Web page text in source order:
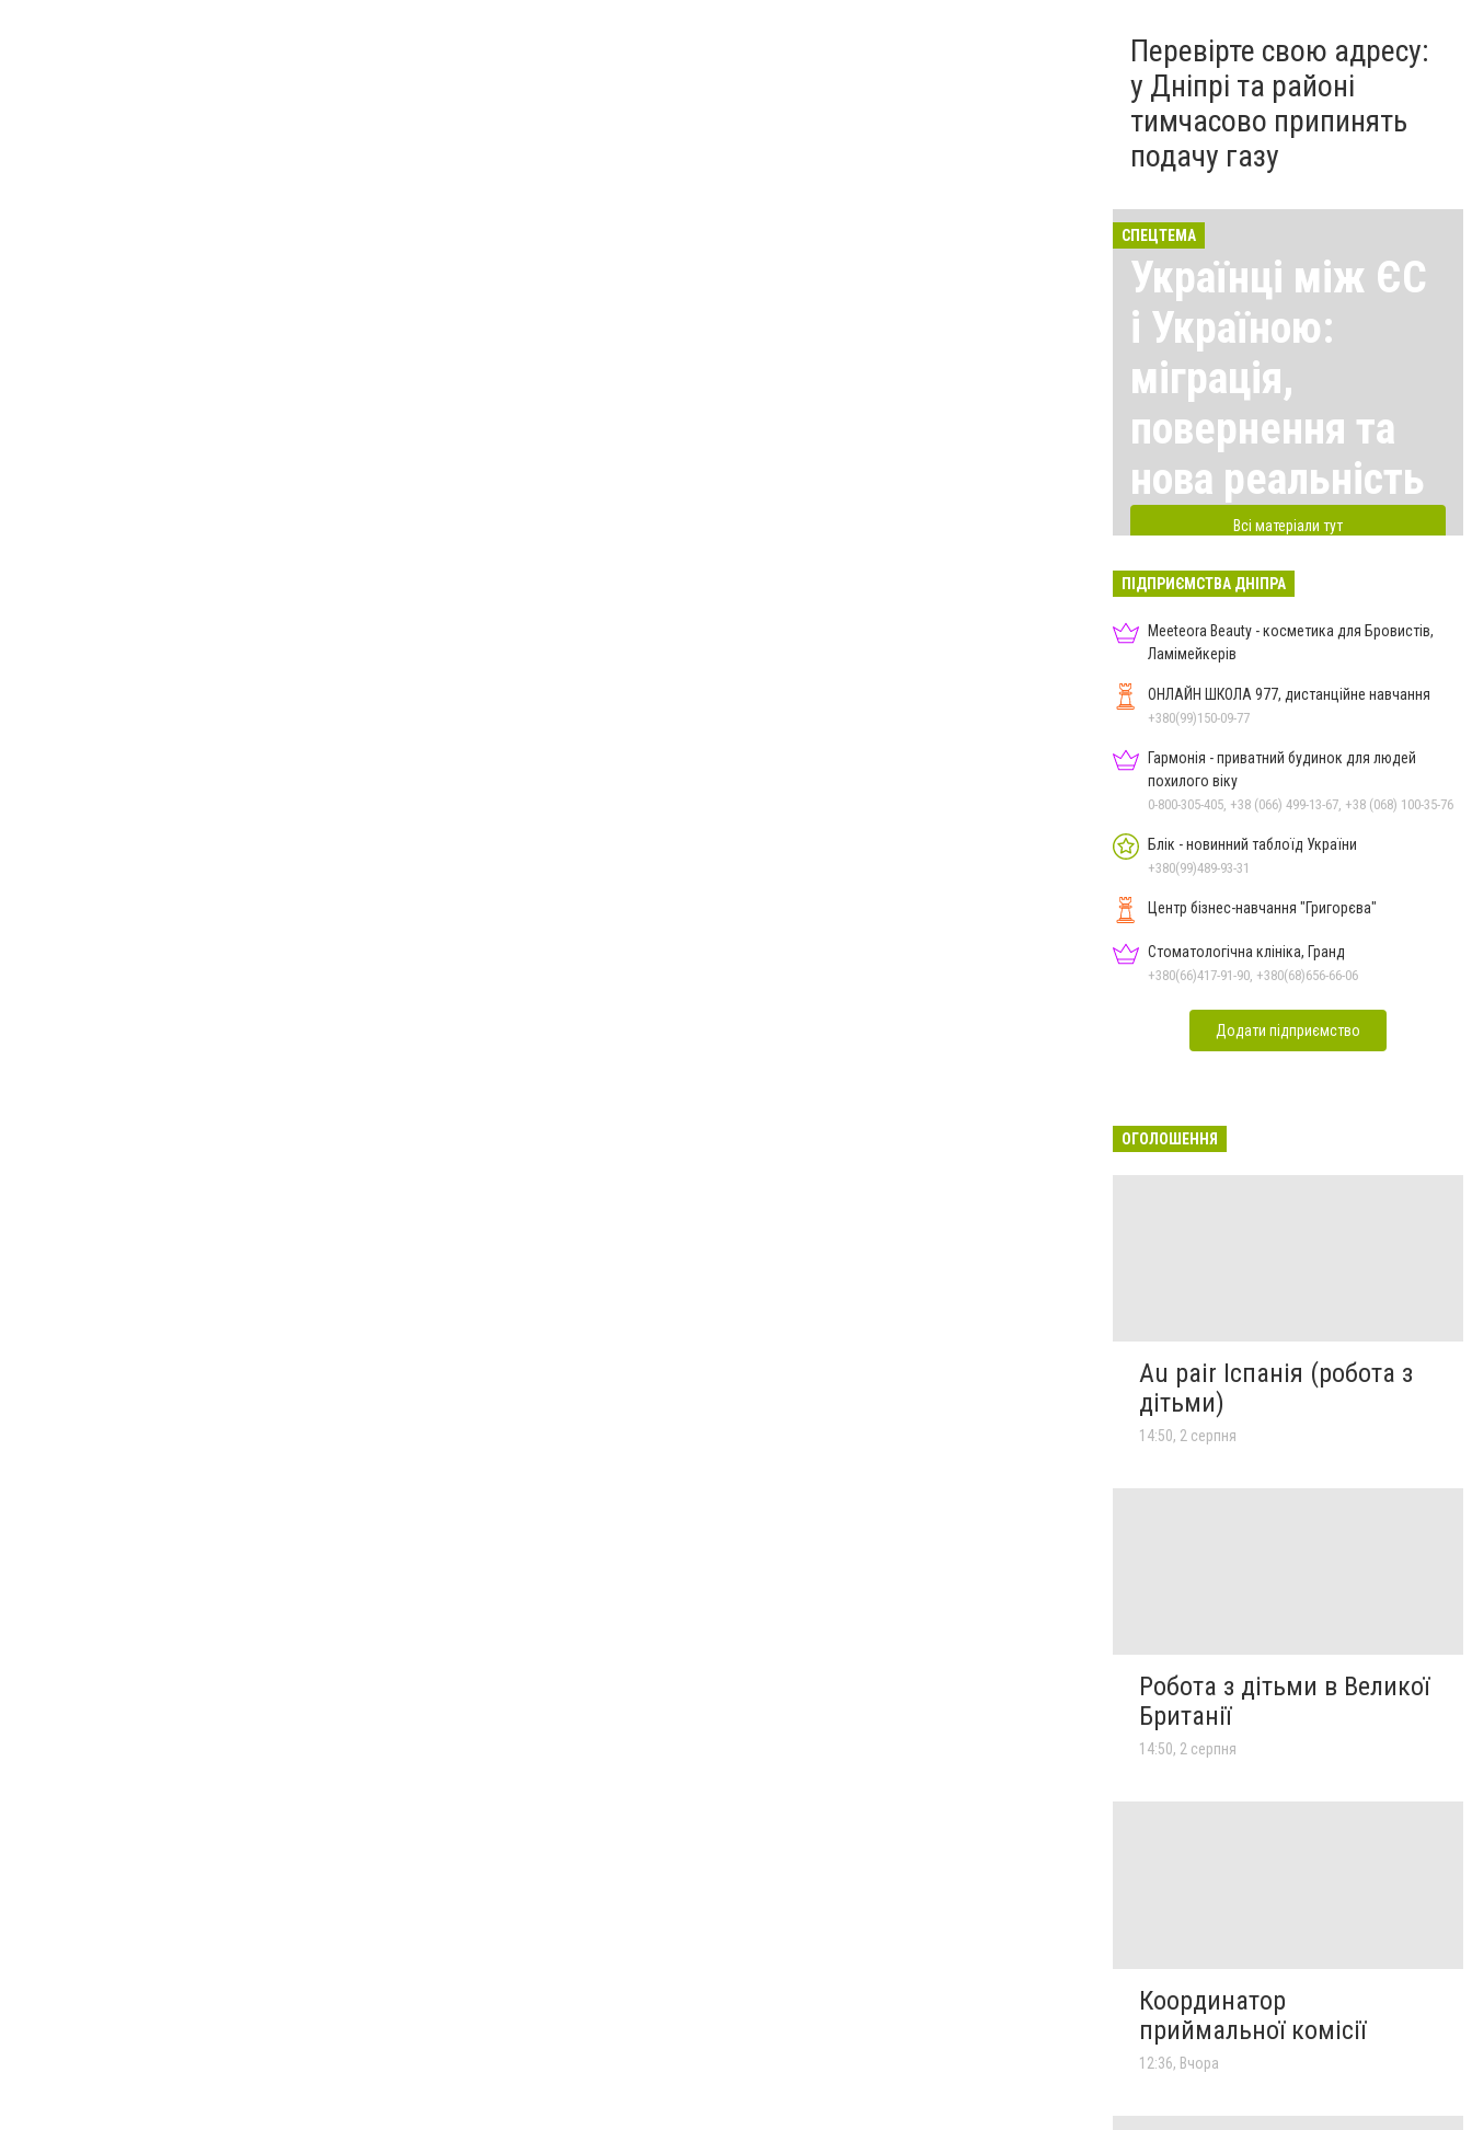
Перевірте свою адресу:
у Дніпрі та районі
тимчасово припинять
подачу газу
СПЕЦТЕМА
Українці між ЄС
і Україною:
міграція,
повернення та
нова реальність
Всі матеріали тут
ПІДПРИЄМСТВА ДНІПРА
Meeteora Beauty - косметика для Бровистів,
Ламімейкерів
ОНЛАЙН ШКОЛА 977, дистанційне навчання
+380(99)150-09-77
Гармонія - приватний будинок для людей
похилого віку
0-800-305-405, +38 (066) 499-13-67, +38 (068) 100-35-76
Блік - новинний таблоїд України
+380(99)489-93-31
Центр бізнес-навчання "Григорєва"
Стоматологічна клініка, Гранд
+380(66)417-91-90, +380(68)656-66-06
Додати підприємство
ОГОЛОШЕННЯ
Au pair Іспанія (робота з
дітьми)
14:50, 2 серпня
Робота з дітьми в Великої
Британії
14:50, 2 серпня
Координатор
приймальної комісії
12:36, Вчора